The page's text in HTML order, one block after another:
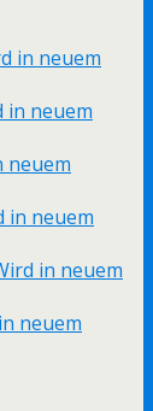
in neuem
in neuem
neuem
in neuem
in neuem
neuem